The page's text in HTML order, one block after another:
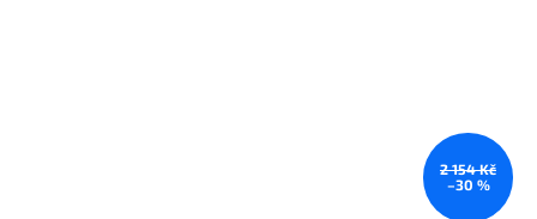
2 154 Kč
–30 %